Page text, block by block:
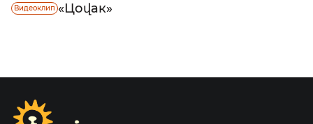
Видеоклип «Цоվак»